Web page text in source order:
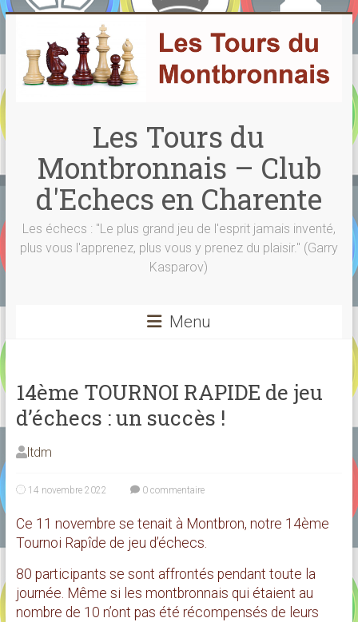
Skip
content
Les Tours du
Montbronnais – Club
d'Echecs en Charente
Les échecs : "Le plus grand jeu de l'esprit jamais inventé,
plus vous l'apprenez, plus vous y prenez du plaisir." (Garry
Kasparov)
Menu
14ème TOURNOI RAPIDE de jeu
d’échecs : un succès !
ltdm
14 novembre 2022 0 commentaire
Ce 11 novembre se tenait à Montbron, notre 14ème
Tournoi Rapîde de jeu d’échecs.
80 participants se sont affrontés pendant toute la
journée. Même si les montbronnais qui étaient au
nombre de 10 n’ont pas été récompensés de leurs